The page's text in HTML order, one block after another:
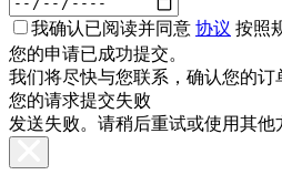
我确认已阅读并同意 协议 按照
您的申请已成功提交。
我们将尽快与您联系，确认您的订
您的请求提交失败
发送失败。请稍后重试或使用其他